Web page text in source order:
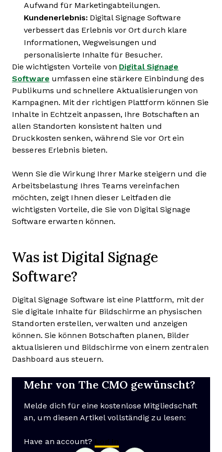
Aufwand für Marketingabteilungen.
Kundenerlebnis: Digital Signage Software
verbessert das Erlebnis vor Ort durch klare
Informationen, Wegweisungen und
personalisierte Inhalte für Besucher.
Die wichtigsten Vorteile von Digital Signage
Software umfassen eine stärkere Einbindung des
Publikums und schnellere Aktualisierungen von
Kampagnen. Mit der richtigen Plattform können Sie
Inhalte in Echtzeit anpassen, Ihre Botschaften an
allen Standorten konsistent halten und
Druckkosten senken, während Sie vor Ort ein
besseres Erlebnis bieten.
Wenn Sie die Wirkung Ihrer Marke steigern und die
Arbeitsbelastung Ihres Teams vereinfachen
möchten, zeigt Ihnen dieser Leitfaden die
wichtigsten Vorteile, die Sie von Digital Signage
Software erwarten können.
Was ist Digital Signage
Software?
Digital Signage Software ist eine Plattform, mit der
Sie digitale Inhalte für Bildschirme an physischen
Standorten erstellen, verwalten und anzeigen
können. Sie können Botschaften planen, Bilder
aktualisieren und Bildschirme von einem zentralen
Dashboard aus steuern.
Mehr von The CMO gewünscht?
Melde dich für eine kostenlose Mitgliedschaft
an, um diesen Artikel vollständig zu lesen:
Have an account? Log In